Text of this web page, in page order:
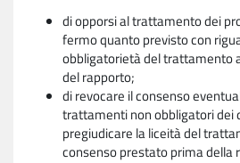
di opporsi al trattamento dei
fermo quanto previsto con
obbligatorietà del trattamento
del rapporto;
di revocare il consenso
trattamenti non obbligatori dei
pregiudicare la liceità del
consenso prestato prima della